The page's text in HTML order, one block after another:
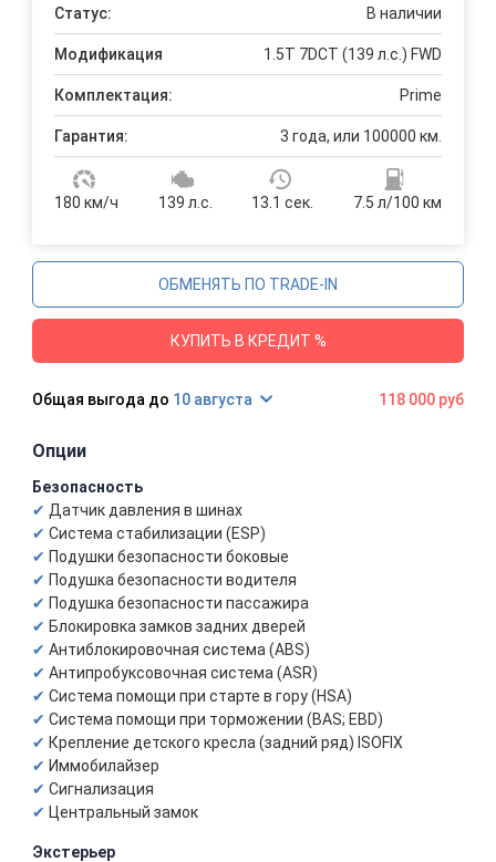
Статус: В наличии
Модификация 1.5T 7DCT (139 л.с.) FWD
Комплектация: Prime
Гарантия: 3 года, или 100000 км.
180 км/ч 139 л.с. 13.1 сек. 7.5 л/100 км
КУПИТЬ В КРЕДИТ %
ОБМЕНЯТЬ ПО TRADE-IN
10 августа 118 000 руб
Опции
Безопасность
Датчик давления в шинах
Система стабилизации (ESP)
Подушки безопасности боковые
Подушка безопасности водителя
Подушка безопасности пассажира
Блокировка замков задних дверей
Антиблокировочная система (ABS)
Антипробуксовочная система (ASR)
Система помощи при старте в гору (HSA)
Система помощи при торможении (BAS; EBD)
Крепление детского кресла (задний ряд) ISOFIX
Иммобилайзер
Сигнализация
Центральный замок
Экстерьер